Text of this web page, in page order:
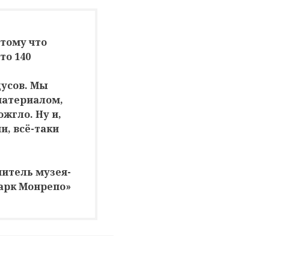
что
140
Мы
Ну и,
всё-таки
музея-
Монрепо»